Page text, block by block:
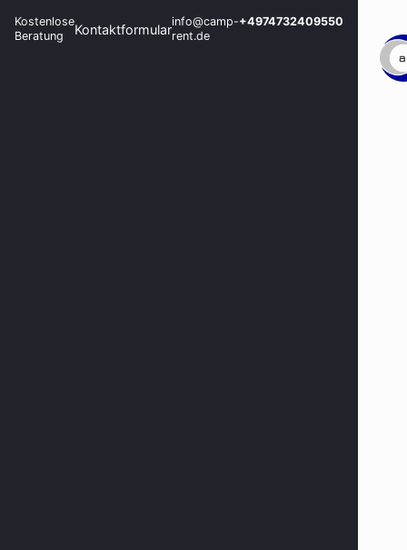
Kostenlose
Beratung
Kontaktformularinfo@camp-
rent.de
+4974732409550